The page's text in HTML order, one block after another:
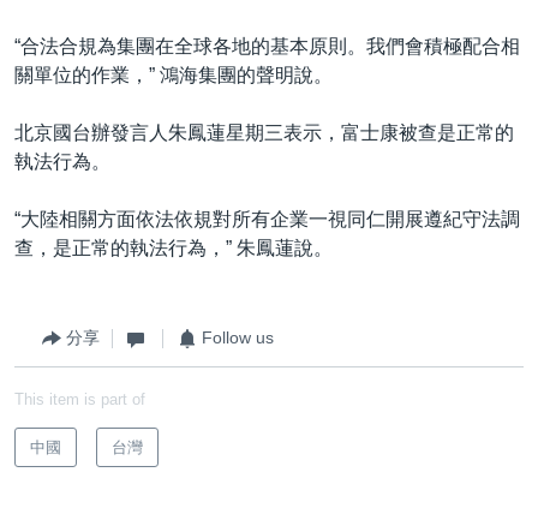
“合法合規為集團在全球各地的基本原則。我們會積極配合相
關單位的作業，” 鴻海集團的聲明說。
北京國台辦發言人朱鳳蓮星期三表示，富士康被查是正常的
執法行為。
“大陸相關方面依法依規對所有企業一視同仁開展遵紀守法調
查，是正常的執法行為，” 朱鳳蓮說。
分享 Follow us
This item is part of
中國 台灣